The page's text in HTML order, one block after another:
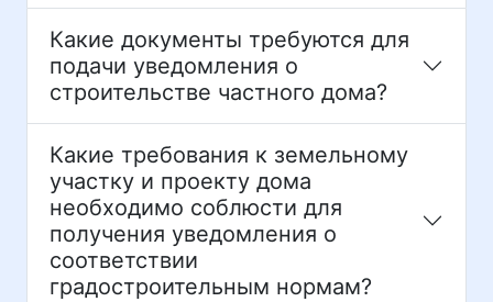
Какие документы требуются для
подачи уведомления о
строительстве частного дома?
Какие требования к земельному
участку и проекту дома
необходимо соблюсти для
получения уведомления о
соответствии
градостроительным нормам?